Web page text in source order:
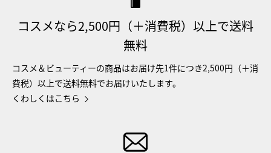
コスメなら2,500円（＋消費税）以上で送料
無料
コスメ＆ビューティーの商品はお届け先1件につき2,500円（＋消
費税）以上で送料無料でお届けいたします。
くわしくはこちら